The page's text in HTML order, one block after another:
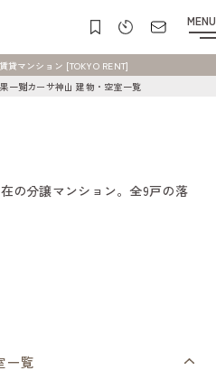
MENU
貸マンション [TOKYO RENT]
一覧カーサ神山 建物・空室一覧
の分譲マンション。全9戸の落
一覧